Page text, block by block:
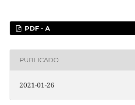
PDF - A
PUBLICADO
2021-01-26